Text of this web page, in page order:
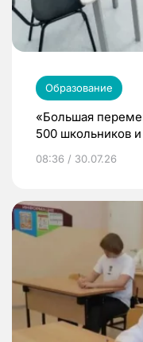
Образование
«Большая
500 школьников и
08:36 / 30.07.26